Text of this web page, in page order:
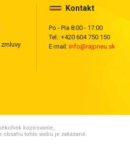
Kontakt
Po - Pia 8:00 - 17:00
Tel.: +420 604 750 150
E-mail: info@rajpneu.sk
kopírovanie,
tohto webu je zakázané.